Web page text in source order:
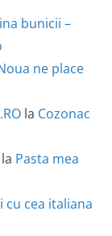
bunicii –
ne place
la Cozonac
la Pasta mea
cu cea italiana